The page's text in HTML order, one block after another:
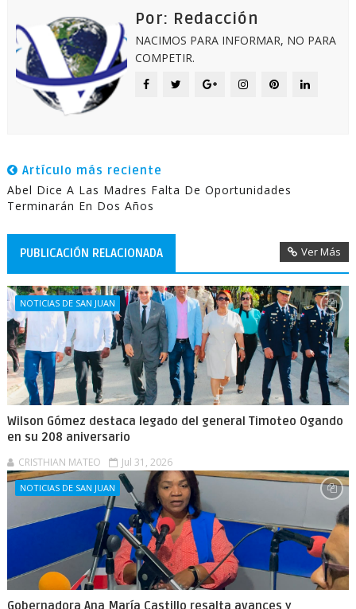
Por: Redacción
NACIMOS PARA INFORMAR, NO PARA
COMPETIR.
Artículo más reciente
Abel Dice A Las Madres Falta De Oportunidades
Terminarán En Dos Años
PUBLICACIÓN RELACIONADA Ver Más
NOTICIAS DE SAN JUAN
Wilson Gómez destaca legado del general Timoteo Ogando
en su 208 aniversario
CRISTHIAN MATEO Jul 31, 2026
NOTICIAS DE SAN JUAN
Gobernadora Ana María Castillo resalta avances y